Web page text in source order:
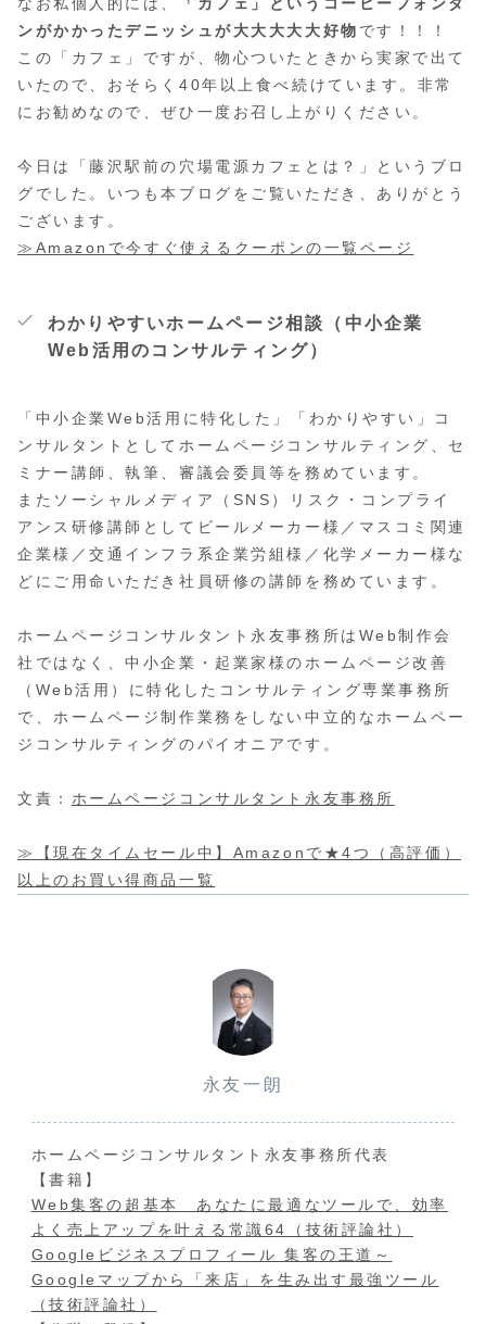
ンがかかったデニッシュが大大大大大好物 です！！！
この「カフェ」ですが、物心ついたときから実家で出て
いたので、おそらく40年以上食べ続けています。非常
にお勧めなので、ぜひ一度お召し上がりください。
今日は「藤沢駅前の穴場電源カフェとは？」というブロ
グでした。いつも本ブログをご覧いただき、ありがとう
ございます。
≫Amazonで今すぐ使えるクーポンの一覧ページ
わかりやすいホームページ相談（中小企業
Web活用のコンサルティング）
「中小企業Web活用に特化した」「わかりやすい」コ
ンサルタントとしてホームページコンサルティング、セ
ミナー講師、執筆、審議会委員等を務めています。
またソーシャルメディア（SNS）リスク・コンプライ
アンス研修講師としてビールメーカー様／マスコミ関連
企業様／交通インフラ系企業労組様／化学メーカー様な
どにご用命いただき社員研修の講師を務めています。
ホームページコンサルタント永友事務所はWeb制作会
社ではなく、中小企業・起業家様のホームページ改善
（Web活用）に特化したコンサルティング専業事務所
で、ホームページ制作業務をしない中立的なホームペー
ジコンサルティングのパイオニアです。
文責： ホームページコンサルタント永友事務所
≫【現在タイムセール中】Amazonで★4つ（高評価）
以上のお買い得商品一覧
永友一朗
ホームページコンサルタント永友事務所代表
【書籍】
Web集客の超基本 あなたに最適なツールで、効率
よく売上アップを叶える常識64（技術評論社）
Googleビジネスプロフィール 集客の王道～
Googleマップから「来店」を生み出す最強ツール
（技術評論社）